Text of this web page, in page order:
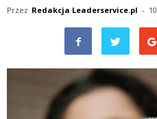
Przez Redakcja Leaderservice.pl -